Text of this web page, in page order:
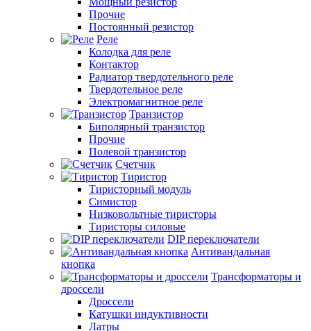
Прочие
Постоянный резистор
Реле
Колодка для реле
Контактор
Радиатор твердотельного реле
Твердотельное реле
Электромагнитное реле
Транзистор
Биполярный транзистор
Прочие
Полевой транзистор
Счетчик
Тиристор
Тиристорный модуль
Симистор
Низковольтные тиристоры
Тиристоры силовые
DIP переключатели
Антивандальная
кнопка
Трансформаторы и
дроссели
Дроссели
Катушки индуктивности
Латры